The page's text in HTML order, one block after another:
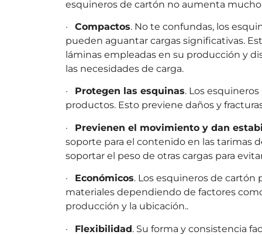
esquineros de cartón no aumenta
· Compactos. No te confundas, los
pueden aguantar cargas significativas.
láminas empleadas en su producción y
las necesidades de carga.
· Protegen las esquinas. Los
productos. Esto previene daños y
· Previenen el movimiento y dan
soporte para el contenido en las tarimas
soportar el peso de otras cargas para
· Económicos. Los esquineros de
materiales dependiendo de factores
producción y la ubicación..
· Flexibilidad. Su forma y consistencia